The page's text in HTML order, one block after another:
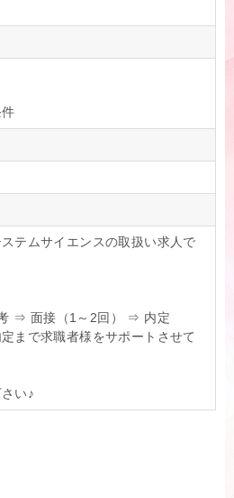
テムサイエンスの取扱い求人で
⇒ 面接（1～2回） ⇒ 内定
まで求職者様をサポートさせて
い♪